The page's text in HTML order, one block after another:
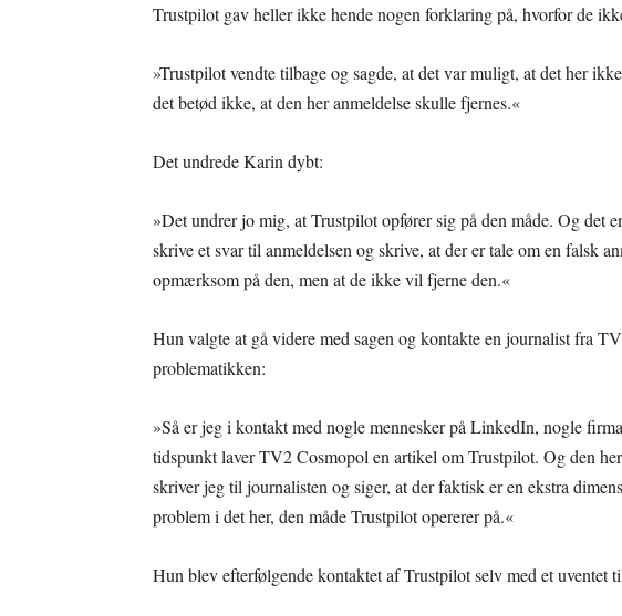
Trustpilot gav heller ikke hende nogen forklaring på, hvorfor de
»Trustpilot vendte tilbage og sagde, at det var muligt, at det her
det betød ikke, at den her anmeldelse skulle fjernes.«
Det undrede Karin dybt:
»Det undrer jo mig, at Trustpilot opfører sig på den måde. Og det
skrive et svar til anmeldelsen og skrive, at der er tale om en falsk
opmærksom på den, men at de ikke vil fjerne den.«
Hun valgte at gå videre med sagen og kontakte en journalist fra
problematikken:
»Så er jeg i kontakt med nogle mennesker på LinkedIn, nogle
tidspunkt laver TV2 Cosmopol en artikel om Trustpilot. Og den
skriver jeg til journalisten og siger, at der faktisk er en ekstra
problem i det her, den måde Trustpilot opererer på.«
Hun blev efterfølgende kontaktet af Trustpilot selv med et uventet